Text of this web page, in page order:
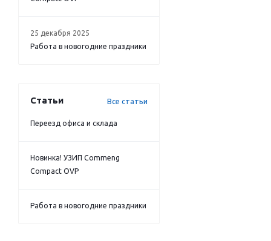
25 декабря 2025
Работа в новогодние праздники
Статьи Все статьи
Переезд офиса и склада
Новинка! УЗИП Commeng
Compact OVP
Работа в новогодние праздники